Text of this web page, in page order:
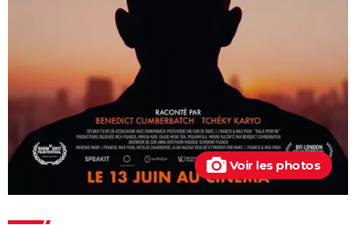
Voir les photos